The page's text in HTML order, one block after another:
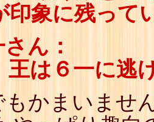
印象に残って
ん：
王は６一に逃
もかまいませ